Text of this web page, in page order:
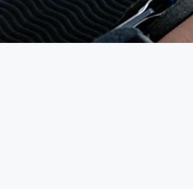
Genouillère
mobilité